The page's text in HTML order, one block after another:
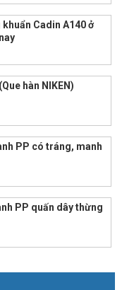
Cadin A140 ở
hàn NIKEN)
PP có tráng, manh
PP quấn dây thừng